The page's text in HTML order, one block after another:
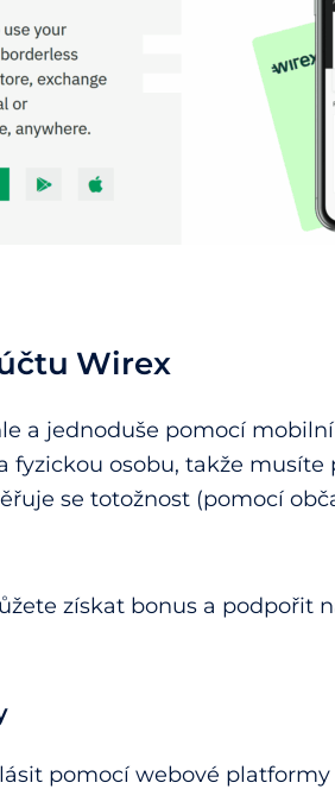
Wirex
a jednoduše pomocí
fyzickou osobu, takže musíte
se totožnost (pomocí
získat bonus a podpořit
pomocí webové